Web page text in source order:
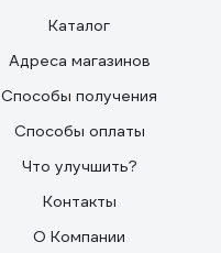
Каталог
Адреса магазинов
Способы получения
Способы оплаты
Что улучшить?
Контакты
О Компании